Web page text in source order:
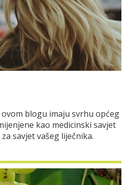
blogu imaju svrhu općeg
kao medicinski savjet
savjet vašeg liječnika.